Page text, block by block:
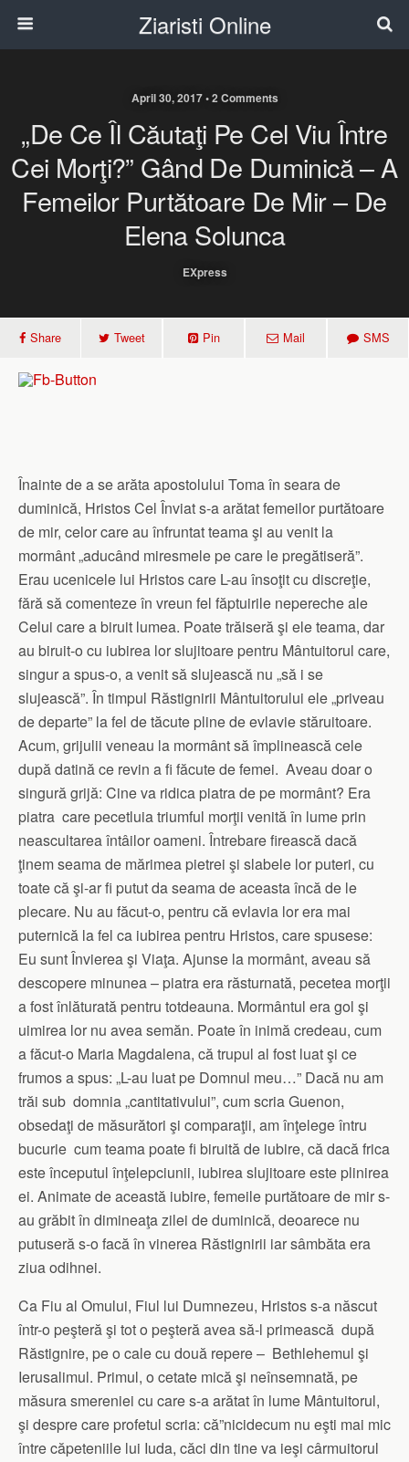
Ziaristi Online
April 30, 2017 • 2 Comments
„De Ce Îl Căutaţi Pe Cel Viu Între
Cei Morţi?” Gând De Duminică – A
Femeilor Purtătoare De Mir – De
Elena Solunca
EXpress
Share Tweet Pin Mail SMS
Înainte de a se arăta apostolului Toma în seara de
duminică, Hristos Cel Înviat s-a arătat femeilor purtătoare
de mir, celor care au înfruntat teama şi au venit la
mormânt „aducând miresmele pe care le pregătiseră”.
Erau ucenicele lui Hristos care L-au însoţit cu discreţie,
fără să comenteze în vreun fel făptuirile nepereche ale
Celui care a biruit lumea. Poate trăiseră şi ele teama, dar
au biruit-o cu iubirea lor slujitoare pentru Mântuitorul care,
singur a spus-o, a venit să slujească nu „să i se
slujească”. În timpul Răstignirii Mântuitorului ele „priveau
de departe” la fel de tăcute pline de evlavie stăruitoare.
Acum, grijulii veneau la mormânt să împlinească cele
după datină ce revin a fi făcute de femei. Aveau doar o
singură grijă: Cine va ridica piatra de pe mormânt? Era
piatra care pecetluia triumful morţii venită în lume prin
neascultarea întâilor oameni. Întrebare firească dacă
ţinem seama de mărimea pietrei şi slabele lor puteri, cu
toate că şi-ar fi putut da seama de aceasta încă de le
plecare. Nu au făcut-o, pentru că evlavia lor era mai
puternică la fel ca iubirea pentru Hristos, care spusese:
Eu sunt Învierea şi Viaţa. Ajunse la mormânt, aveau să
descopere minunea – piatra era răsturnată, pecetea morţii
a fost înlăturată pentru totdeauna. Mormântul era gol şi
uimirea lor nu avea semăn. Poate în inimă credeau, cum
a făcut-o Maria Magdalena, că trupul al fost luat şi ce
frumos a spus: „L-au luat pe Domnul meu…” Dacă nu am
trăi sub domnia „cantitativului”, cum scria Guenon,
obsedaţi de măsurători şi comparaţii, am înţelege întru
bucurie cum teama poate fi biruită de iubire, că dacă frica
este începutul înţelepciunii, iubirea slujitoare este plinirea
ei. Animate de această iubire, femeile purtătoare de mir s-
au grăbit în dimineaţa zilei de duminică, deoarece nu
putuseră s-o facă în vinerea Răstignirii iar sâmbăta era
ziua odihnei.
Ca Fiu al Omului, Fiul lui Dumnezeu, Hristos s-a născut
într-o peşteră şi tot o peşteră avea să-l primească după
Răstignire, pe o cale cu două repere – Bethlehemul şi
Ierusalimul. Primul, o cetate mică şi neînsemnată, pe
măsura smereniei cu care s-a arătat în lume Mântuitorul,
şi despre care profetul scria: că”nicidecum nu eşti mai mic
între căpeteniile lui Iuda, căci din tine va ieşi cârmuitorul